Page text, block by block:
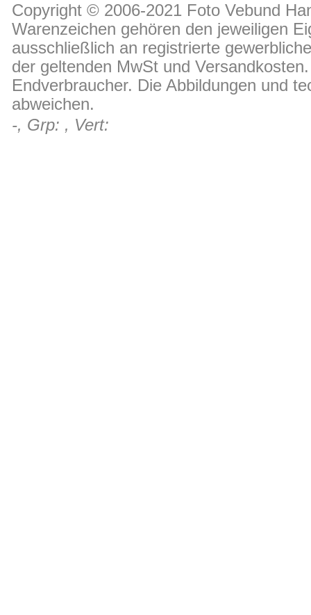
Copyright © 2006-2021 Foto Vebund
Warenzeichen gehören den jeweiligen
ausschließlich an registrierte
der geltenden MwSt und
Endverbraucher. Die Abbildungen und
abweichen.
-, Grp: , Vert: